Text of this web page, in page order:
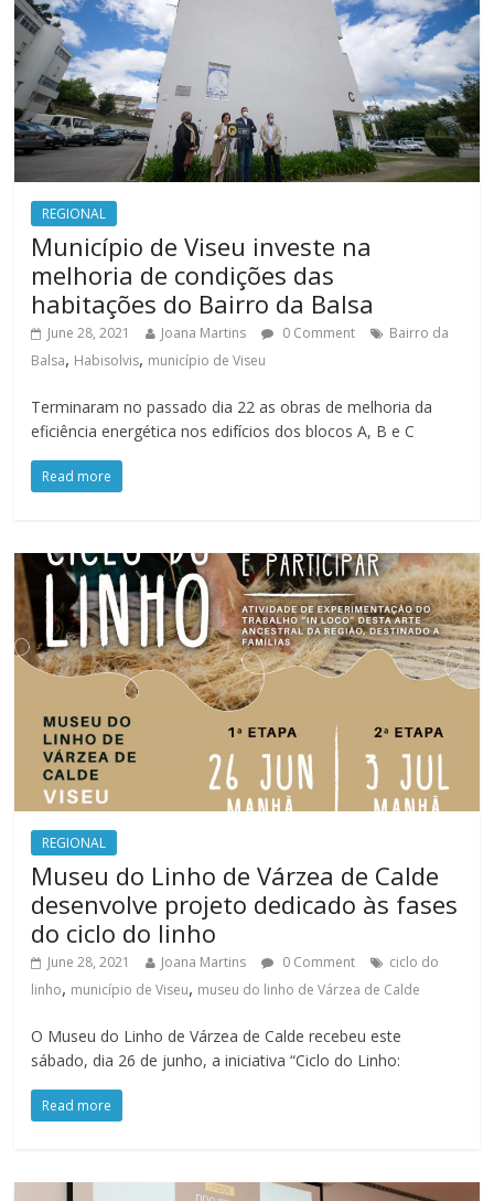
REGIONAL
Município de Viseu investe na
melhoria de condições das
habitações do Bairro da Balsa
June 28, 2021 Joana Martins 0 Comment
Bairro da
Balsa, Habisolvis, município de Viseu
Terminaram no passado dia 22 as obras de melhoria da
eficiência energética nos edifícios dos blocos A, B e C
Read more
REGIONAL
Museu do Linho de Várzea de Calde
desenvolve projeto dedicado às fases
do ciclo do linho
June 28, 2021 Joana Martins 0 Comment
ciclo do
linho, município de Viseu, museu do linho de Várzea de Calde
O Museu do Linho de Várzea de Calde recebeu este
sábado, dia 26 de junho, a iniciativa “Ciclo do Linho:
Read more